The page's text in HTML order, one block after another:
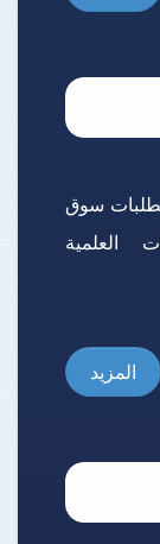
سوق
العلمية
المزيد